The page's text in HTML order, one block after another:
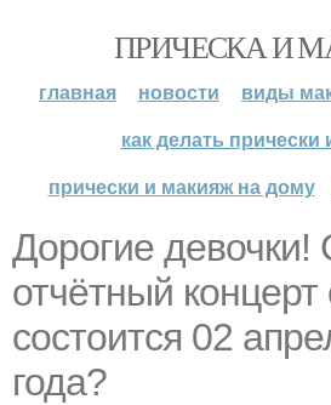
ПРИЧЕСКА И
главная новости
виды
как делать прически
прически и макияж на дому
Дорогие
отчётный концерт
состоится 02
года?